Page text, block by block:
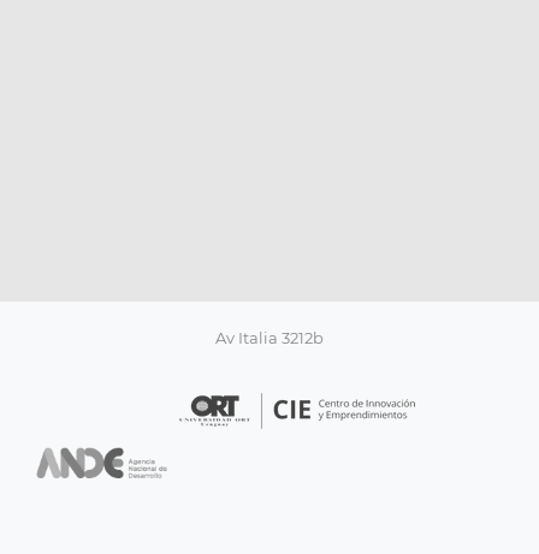
Av Italia 3212b